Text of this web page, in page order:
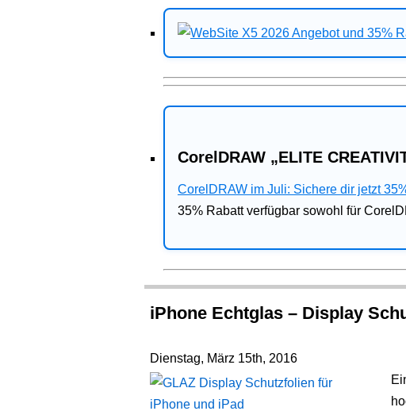
CorelDRAW „ELITE
CorelDRAW im Juli: Sichere dir jetzt
35% Rabatt verfügbar sowohl für
iPhone Echtglas – Display
Dienstag, März 15th, 2016